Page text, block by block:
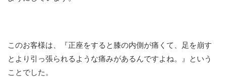
このお客様は、『正座をすると膝の内側が痛くて、足を崩す
とより引っ張られるような痛みがあるんですよね。』という
ことでした。